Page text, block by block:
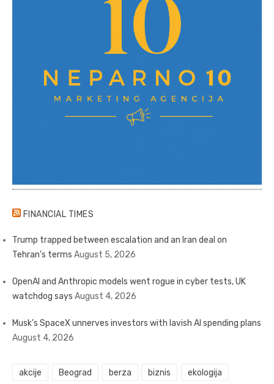
FINANCIAL TIMES
Trump trapped between escalation and an Iran deal on
Tehran’s terms August 5, 2026
OpenAI and Anthropic models went rogue in cyber tests, UK
watchdog says August 4, 2026
Musk’s SpaceX unnerves investors with lavish AI spending plans
August 4, 2026
akcije Beograd berza biznis ekologija